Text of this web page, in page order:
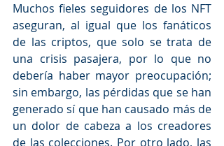
Muchos fieles seguidores de los NFT
aseguran, al igual que los fanáticos
de las criptos, que solo se trata de
una crisis pasajera, por lo que no
debería haber mayor preocupación;
sin embargo, las pérdidas que se han
generado sí que han causado más de
un dolor de cabeza a los creadores
de las colecciones. Por otro lado, las